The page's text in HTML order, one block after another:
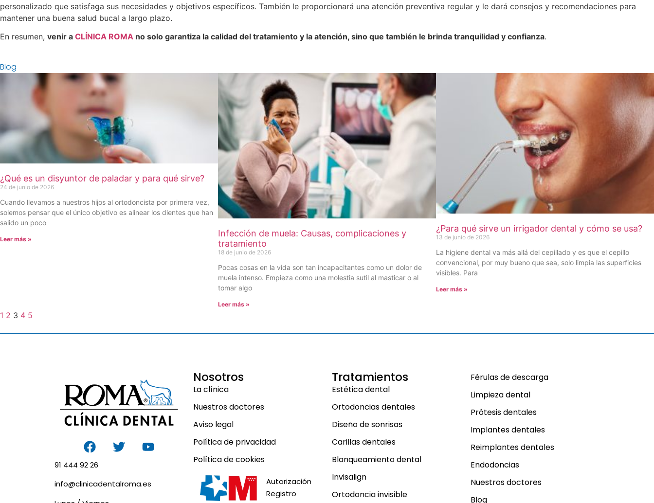
personalizado que satisfaga sus necesidades y objetivos específicos. También le proporcionará una atención preventiva regular y le dará consejos y recomendaciones para
mantener una buena salud bucal a largo plazo.
En resumen, venir a CLÍNICA ROMA no solo garantiza la calidad del tratamiento y la atención, sino que también le brinda tranquilidad y confianza.
Blog
¿Qué es un disyuntor de paladar y para qué sirve?
24 de junio de 2026
Cuando llevamos a nuestros hijos al ortodoncista por primera vez,
solemos pensar que el único objetivo es alinear los dientes que han
salido un poco
Leer más »
Infección de muela: Causas, complicaciones y
tratamiento
18 de junio de 2026
Pocas cosas en la vida son tan incapacitantes como un dolor de
muela intenso. Empieza como una molestia sutil al masticar o al
tomar algo
Leer más »
¿Para qué sirve un irrigador dental y cómo se usa?
13 de junio de 2026
La higiene dental va más allá del cepillado y es que el cepillo
convencional, por muy bueno que sea, solo limpia las superficies
visibles. Para
Leer más »
1 2 3 4 5
91 444 92 26
info@clinicadentalroma.es
Nosotros
La clínica
Nuestros doctores
Aviso legal
Política de privacidad
Política de cookies
Autorización
Registro
Tratamientos
Estética dental
Ortodoncias dentales
Diseño de sonrisas
Carillas dentales
Blanqueamiento dental
Invisalign
Ortodoncia invisible
Férulas de descarga
Limpieza dental
Prótesis dentales
Implantes dentales
Reimplantes dentales
Endodoncias
Nuestros doctores
Blog